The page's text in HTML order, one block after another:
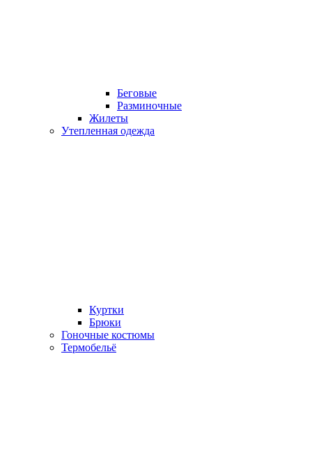
Беговые
Разминочные
Жилеты
Утепленная одежда
Куртки
Брюки
Гоночные костюмы
Термобельё